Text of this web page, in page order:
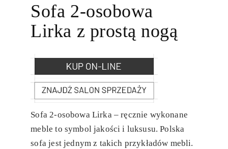
Sofa 2-osobowa
Lirka z prostą nogą
Sofa 2-osobowa Lirka – ręcznie wykonane
meble to symbol jakości i luksusu. Polska
sofa jest jednym z takich przykładów mebli.